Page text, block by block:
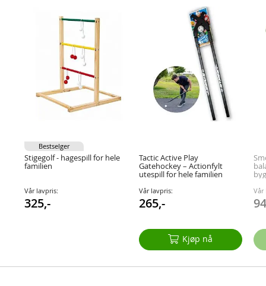
Stigegolf - hagespill for hele
familien
Vår lavpris:
325,-
Bestselger
Tactic Active Play
Gatehockey – Actionfylt
utespill for hele familien
Vår lavpris:
265,-
Kjøp nå
Vår